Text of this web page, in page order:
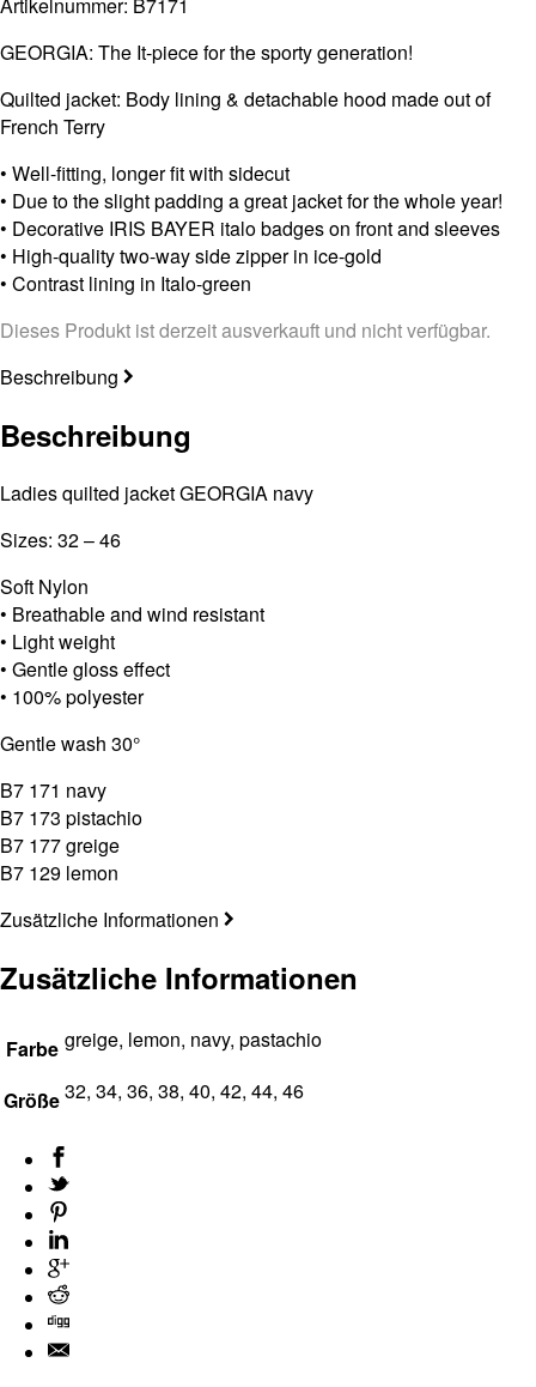
GEORGIA: The It-piece for the sporty generation!
Quilted jacket: Body lining & detachable hood made out of
French Terry
• Well-fitting, longer fit with sidecut
• Due to the slight padding a great jacket for the whole year!
• Decorative IRIS BAYER italo badges on front and sleeves
• High-quality two-way side zipper in ice-gold
• Contrast lining in Italo-green
Dieses Produkt ist derzeit ausverkauft und nicht verfügbar.
Beschreibung
Beschreibung
Ladies quilted jacket GEORGIA navy
Sizes: 32 – 46
Soft Nylon
• Breathable and wind resistant
• Light weight
• Gentle gloss effect
• 100% polyester
Gentle wash 30°
B7 171 navy
B7 173 pistachio
B7 177 greige
B7 129 lemon
Zusätzliche Informationen
Zusätzliche Informationen
Farbe greige, lemon, navy, pastachio
Größe32, 34, 36, 38, 40, 42, 44, 46